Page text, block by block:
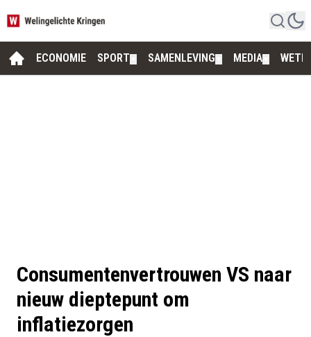
ECONOMIE SPORT SAMENLEVING MEDIA
Consumentenvertrouwen VS naar
nieuw dieptepunt om
inflatiezorgen